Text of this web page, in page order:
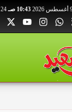
10:43 صـ 24 صفر 1448